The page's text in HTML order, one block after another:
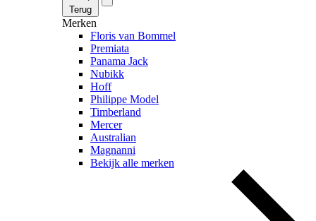
Terug
Merken
Floris van Bommel
Premiata
Panama Jack
Nubikk
Hoff
Philippe Model
Timberland
Mercer
Australian
Magnanni
Bekijk alle merken